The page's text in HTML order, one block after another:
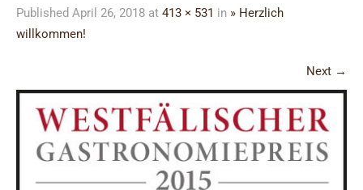
Published April 26, 2018 at 413 × 531 in » Herzlich
willkommen!
Next →